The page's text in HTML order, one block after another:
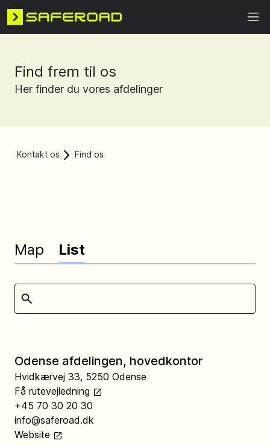
Find frem til os
Her finder du vores afdelinger
Kontakt os Find os
Map List
Odense afdelingen, hovedkontor
Hvidkærvej 33, 5250 Odense
Få rutevejledning
+45 70 30 20 30
info@saferoad.dk
Website